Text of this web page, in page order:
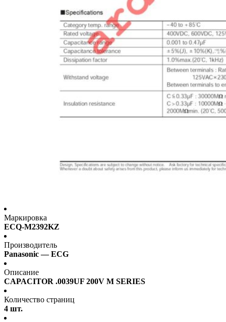
Маркировка
ECQ-M2392KZ
Производитель
Panasonic — ECG
Описание
CAPACITOR .0039UF 200V M SERIES
Количество страниц
4 шт.